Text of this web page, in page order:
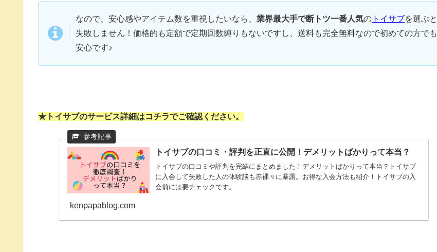
なので、安心感やアイテム数を重視したいなら、 業界最大手で断トツ一番人気の トイサブを選ぶと
失敗しません！価格的も定額で定期回数縛りもないですし、送料も完全無料なので初めての方でも
安心です♪
★トイサブのサービス詳細はコチラでご確認ください。
トイサブの口コミ・評判を正直に公開！デメリットばかりって本当？
トイサブの口コミや評判を完結にまとめました！デメリットばかりって本当？トイサブ
に入会して失敗した人の体験談も赤裸々に暴露。お得な入会方法も紹介！トイサブの入
会前には要チェックです。
kenpapablog.com